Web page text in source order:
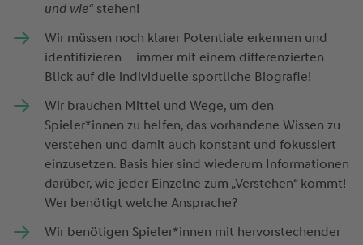
und wie“ stehen!
Wir müssen noch klarer Potentiale erkennen und
identifizieren – immer mit einem differenzierten
Blick auf die individuelle sportliche Biografie!
Wir brauchen Mittel und Wege, um den
Spieler*innen zu helfen, das vorhandene Wissen zu
verstehen und damit auch konstant und fokussiert
einzusetzen. Basis hier sind wiederum Informationen
darüber, wie jeder Einzelne zum „Verstehen“ kommt!
Wer benötigt welche Ansprache?
Wir benötigen Spieler*innen mit hervorstechender